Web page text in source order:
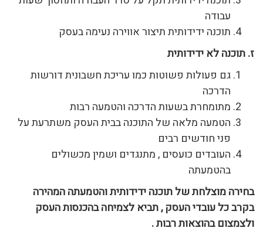
עבודה
תוכנה ידידותית תיצור אווירה נעימה בעסק
ז.תוכנה לא ידידותית
גם פעולות פשוטות כמו עריכת חשבונית דורשות
הדרכה
מתומחרת בשעות הדרכה והטמעה רבות
הטמעה מלאה של התוכנה בבית העסק משתרעת על
פני חודשים רבים
העובדים כועסים , מתנגדים ושמין מכשולים
בהטמעתה
בחירה מוצלחת של תוכנה ידידותית והטמעתה המהירה
בקרב כל עובדי העסק,תביא לצמיחה בהכנסות העסק
ולצמצום בהוצאות רבות.